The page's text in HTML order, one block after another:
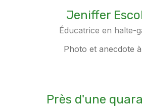
Jeniffer
Éducatrice en halte-
Photo et anecdote
Près d'une